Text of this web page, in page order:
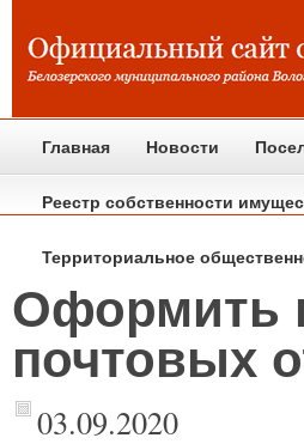
Главная Новости
Реестр собственности
Территориальное
Оформить
почтовых
03.09.2020